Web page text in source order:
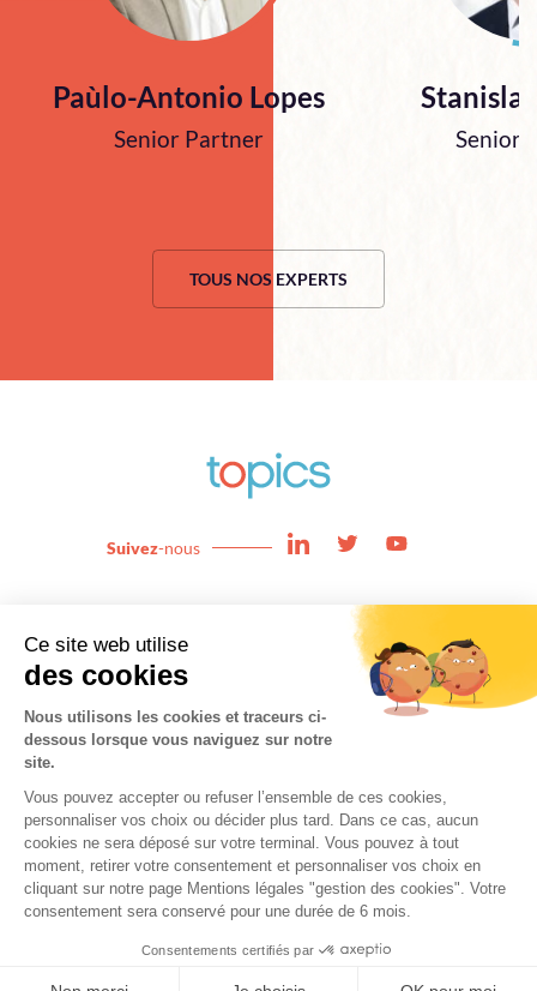
Paùlo-Antonio Lopes
Senior Partner Senior
TOUS NOS EXPERTS
Enjeux
Expertises
News
About
Contact
Suivez-nous
Copyright © 2025 topics. All Rights Reserved.
Cookies
Mentions légales